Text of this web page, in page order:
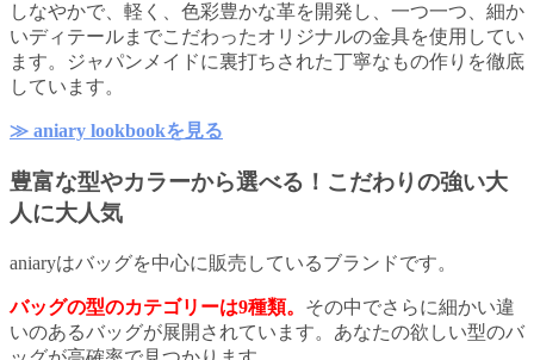
しなやかで、軽く、色彩豊かな革を開発し、一つ一つ、細か
いディテールまでこだわったオリジナルの金具を使用してい
ます。ジャパンメイドに裏打ちされた丁寧なもの作りを徹底
しています。
≫ aniary lookbookを見る
豊富な型やカラーから選べる！こだわりの強い大
人に大人気
aniaryはバッグを中心に販売しているブランドです。
バッグの型のカテゴリーは9種類。 その中でさらに細かい違
いのあるバッグが展開されています。あなたの欲しい型のバ